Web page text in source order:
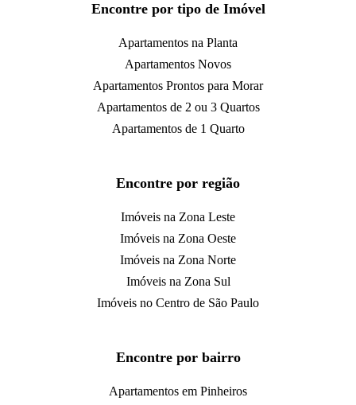
Encontre por tipo de Imóvel
Apartamentos na Planta
Apartamentos Novos
Apartamentos Prontos para Morar
Apartamentos de 2 ou 3 Quartos
Apartamentos de 1 Quarto
Encontre por região
Imóveis na Zona Leste
Imóveis na Zona Oeste
Imóveis na Zona Norte
Imóveis na Zona Sul
Imóveis no Centro de São Paulo
Encontre por bairro
Apartamentos em Pinheiros